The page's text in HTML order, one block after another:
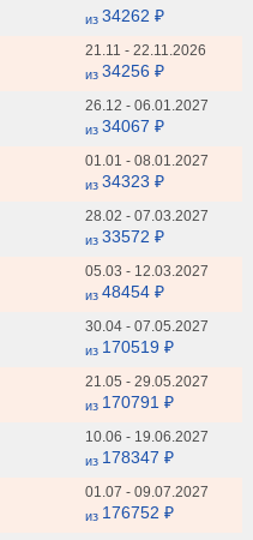
из 34262 ₽
21.11 - 22.11.2026
из 34256 ₽
26.12 - 06.01.2027
из 34067 ₽
01.01 - 08.01.2027
из 34323 ₽
28.02 - 07.03.2027
из 33572 ₽
05.03 - 12.03.2027
из 48454 ₽
30.04 - 07.05.2027
из 170519 ₽
21.05 - 29.05.2027
из 170791 ₽
10.06 - 19.06.2027
из 178347 ₽
01.07 - 09.07.2027
из 176752 ₽